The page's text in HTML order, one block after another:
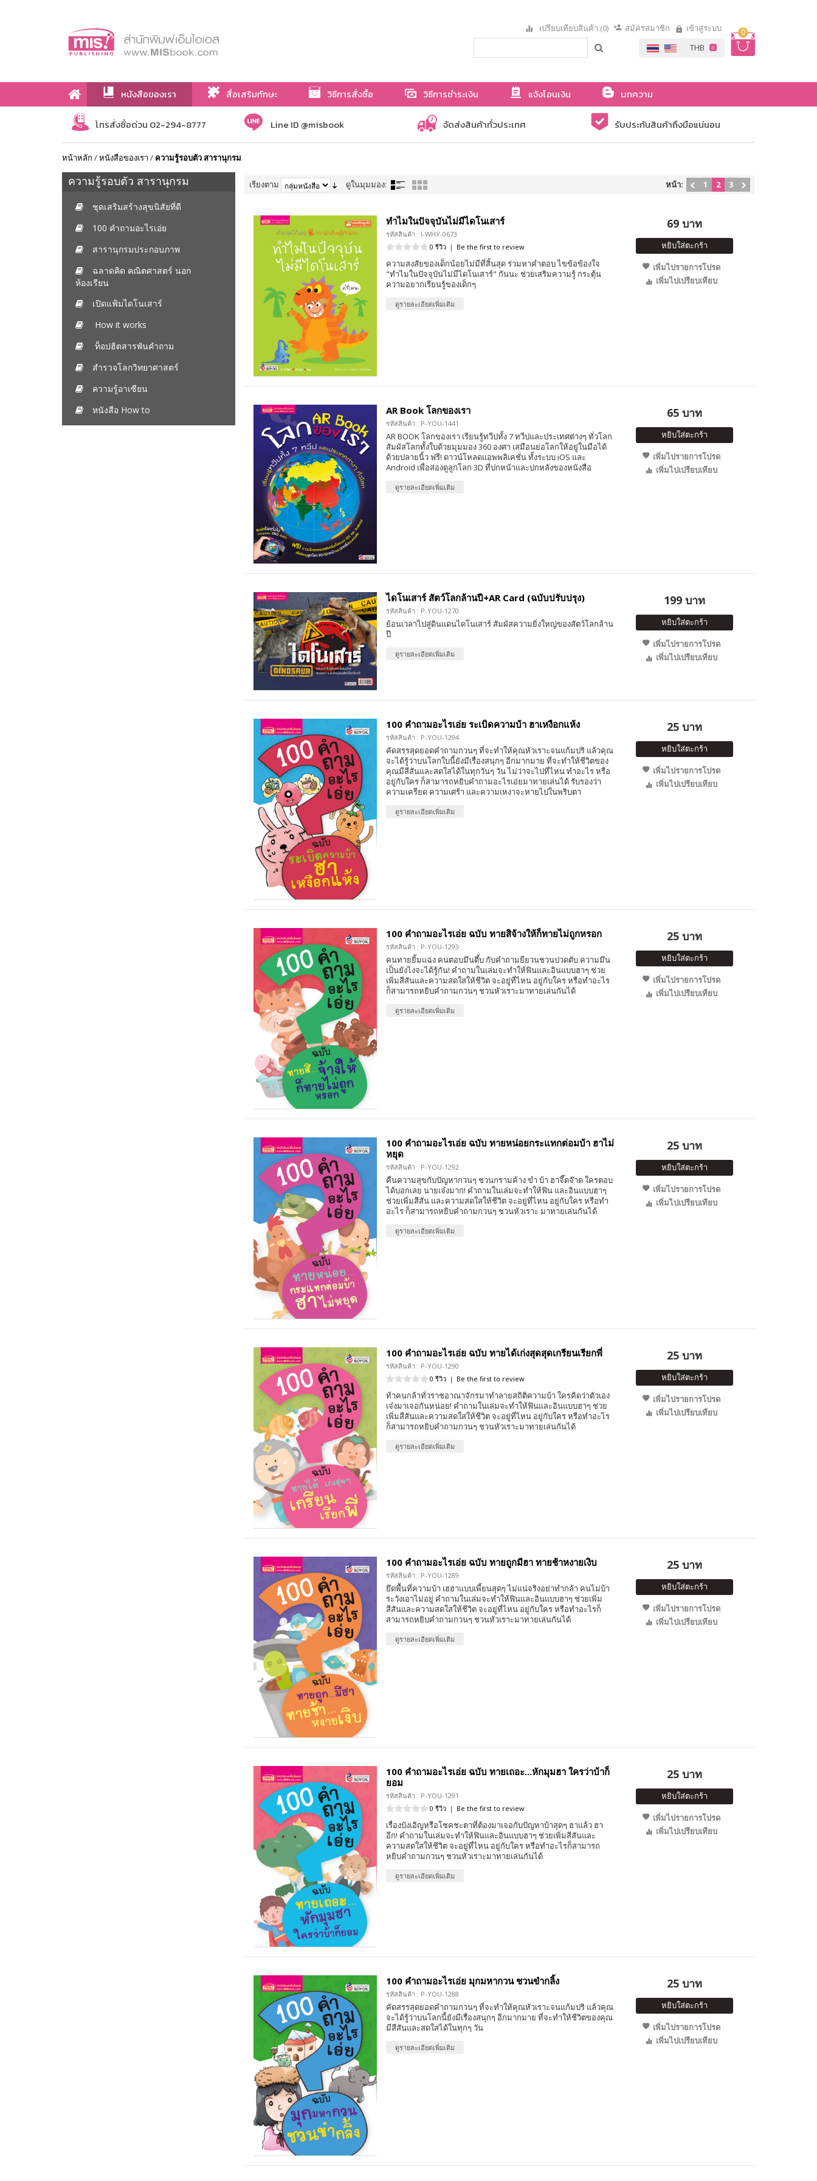
0
เปรียบเทียบสินค้า (0) สมัครสมาชิก เข้าสู่ระบบ
หนังสือของเรา สื่อเสริมทักษะ วิธีการสั่งซื้อ วิธีการชำระเงิน แจ้งโอนเงิน
บทความ
เกี่ยวกับเรา
โทรสั่งซื้อด่วน 02-294-8777 Line ID @misbook จัดส่งสินค้าทั่วประเทศ รับประกันสินค้าถึงมือแน่นอน
หน้าหลัก /หนังสือของเรา / ความรู้รอบตัว สารานุกรม
ความรู้รอบตัว สารานุกรม
ชุดเสริมสร้างสุขนิสัยที่ดี
100 คำถามอะไรเอ่ย
สารานุกรมประกอบภาพ
ฉลาดคิด คณิตศาสตร์ นอก
ห้องเรียน
เปิดแฟ้มไดโนเสาร์
How it works
ท็อปฮิตสารพันคำถาม
สำรวจโลกวิทยาศาสตร์
ความรู้อาเซียน
หนังสือ How to
เรียงตาม ดูในมุมมอง: หน้า: 1 2 3
ทำไมในปัจจุบันไม่มีไดโนเสาร์
รหัสสินค้า : I-WHY-0673
0 รีวิว | Be the first to review
ความสงสัยของเด็กน้อยไม่มีที่สิ้นสุด ร่วมหาคำตอบ ไขข้อข้องใจ
"ทำไมในปัจจุบันไม่มีไดโนเสาร์" กันนะ ช่วยเสริมความรู้ กระตุ้น
ความอยากเรียนรู้ของเด็กๆ
ดูรายละเอียดเพิ่มเติม
69 บาท
หยิบใส่ตะกร้า
เพิ่มไปรายการโปรด
เพิ่มไปเปรียบเทียบ
AR Book โลกของเรา
รหัสสินค้า : P-YOU-1441
AR BOOK โลกของเรา เรียนรู้ทวีปทั้ง 7 ทวีปและประเทศต่างๆ ทั่วโลก
สัมผัสโลกทั้งใบด้วยมุมมอง 360 องศา เสมือนย่อโลกให้อยู่ในมือได้
ด้วยปลายนิ้ว ฟรี! ดาวน์โหลดแอพพลิเคชั่น ทั้งระบบ iOS และ
Android เพื่อส่องดูลูกโลก 3D ที่ปกหน้าและปกหลังของหนังสือ
ดูรายละเอียดเพิ่มเติม
65 บาท
หยิบใส่ตะกร้า
เพิ่มไปรายการโปรด
เพิ่มไปเปรียบเทียบ
ไดโนเสาร์ สัตว์โลกล้านปี+AR Card (ฉบับปรับปรุง)
รหัสสินค้า : P-YOU-1270
ย้อนเวลาไปสู่ดินแดนไดโนเสาร์ สัมผัสความยิ่งใหญ่ของสัตว์โลกล้าน
ปี
ดูรายละเอียดเพิ่มเติม
199 บาท
หยิบใส่ตะกร้า
เพิ่มไปรายการโปรด
เพิ่มไปเปรียบเทียบ
100 คำถามอะไรเอ่ย ระเบิดความบ้า ฮาเหงือกแห้ง
รหัสสินค้า : P-YOU-1294
คัดสรรสุดยอดคำถามกวนๆ ที่จะทำให้คุณหัวเราะจนแก้มปริ แล้วคุณ
จะได้รู้ว่าบนโลกใบนี้ยังมีเรื่องสนุกๆ อีกมากมาย ที่จะทำให้ชีวิตของ
คุณมีสีสันและสดใสได้ในทุกวันๆ วัน ไม่ว่าจะไปที่ไหน ทำอะไร หรือ
อยู่กับใคร ก็สามารถหยิบคำถามอะไรเอ่ยมาทายเล่นได้ รับรองว่า
ความเครียด ความเศร้า และความเหงาจะหายไปในพริบตา
ดูรายละเอียดเพิ่มเติม
25 บาท
หยิบใส่ตะกร้า
เพิ่มไปรายการโปรด
เพิ่มไปเปรียบเทียบ
100 คำถามอะไรเอ่ย ฉบับ ทายสิจ้างให้ก็ทายไม่ถูกหรอก
รหัสสินค้า : P-YOU-1293
คนทายยิ้มแฉ่ง คนตอบมึนตึ้บ กับคำถามยียวนชวนปวดตับ ความมึน
เป็นยังไงจะได้รู้กัน! คำถามในเล่มจะทำให้ฟินและอินแบบฮาๆ ช่วย
เพิ่มสีสันและความสดใสให้ชีวิต จะอยู่ที่ไหน อยู่กับใคร หรือทำอะไร
ก็สามารถหยิบคำถามกวนๆ ชวนหัวเราะมาทายเล่นกันได้
ดูรายละเอียดเพิ่มเติม
25 บาท
หยิบใส่ตะกร้า
เพิ่มไปรายการโปรด
เพิ่มไปเปรียบเทียบ
100 คำถามอะไรเอ่ย ฉบับ ทายหน่อยกระแทกต่อมบ้า ฮาไม่
หยุด
รหัสสินค้า : P-YOU-1292
คืนความสุขกับปัญหากวนๆ ชวนกรามค้าง ขำ บ้า ฮาจี๊ดจ๊าด ใครตอบ
ได้บอกเลย นายเจ๋งมาก! คำถามในเล่มจะทำให้ฟิน และอินแบบฮาๆ
ช่วยเพิ่มสีสัน และความสดใสให้ชีวิต จะอยู่ที่ไหน อยู่กับใคร หรือทำ
อะไร ก็สามารถหยิบคำถามกวนๆ ชวนหัวเราะ มาทายเล่นกันได้
ดูรายละเอียดเพิ่มเติม
25 บาท
หยิบใส่ตะกร้า
เพิ่มไปรายการโปรด
เพิ่มไปเปรียบเทียบ
100 คำถามอะไรเอ่ย ฉบับ ทายได้เก่งสุดสุดเกรียนเรียกพี่
รหัสสินค้า : P-YOU-1290
0 รีวิว | Be the first to review
ท้าคนกล้าทั่วราชอาณาจักรมาทำลายสถิติความบ้า ใครคิดว่าตัวเอง
เจ๋งมาเจอกันหน่อย! คำถามในเล่มจะทำให้ฟินและอินแบบฮาๆ ช่วย
เพิ่มสีสันและความสดใสให้ชีวิต จะอยู่ที่ไหน อยู่กับใคร หรือทำอะไร
ก็สามารถหยิบคำถามกวนๆ ชวนหัวเราะมาทายเล่นกันได้
ดูรายละเอียดเพิ่มเติม
25 บาท
หยิบใส่ตะกร้า
เพิ่มไปรายการโปรด
เพิ่มไปเปรียบเทียบ
100 คำถามอะไรเอ่ย ฉบับ ทายถูกมีฮา ทายช้าหงายเงิบ
รหัสสินค้า : P-YOU-1289
ยึดพื้นที่ความบ้า เฮฮาแบบเพี้ยนสุดๆ ไม่แน่จริงอย่าทำกล้า คนไม่บ้า
ระวังเอาไม่อยู่ คำถามในเล่มจะทำให้ฟินและอินแบบฮาๆ ช่วยเพิ่ม
สีสันและความสดใสให้ชีวิต จะอยู่ที่ไหน อยู่กับใคร หรือทำอะไรก็
สามารถหยิบคำถามกวนๆ ชวนหัวเราะมาทายเล่นกันได้
ดูรายละเอียดเพิ่มเติม
25 บาท
หยิบใส่ตะกร้า
เพิ่มไปรายการโปรด
เพิ่มไปเปรียบเทียบ
100 คำถามอะไรเอ่ย ฉบับ ทายเถอะ...หักมุมฮา ใครว่าบ้าก็
ยอม
รหัสสินค้า : P-YOU-1291
0 รีวิว | Be the first to review
เรื่องบังเอิญหรือโชคชะตาที่ต้องมาเจอกับปัญหาบ้าสุดๆ ฮาแล้ว ฮา
อีก! คำถามในเล่มจะทำให้ฟินและอินแบบฮาๆ ช่วยเพิ่มสีสันและ
ความสดใสให้ชีวิต จะอยู่ที่ไหน อยู่กับใคร หรือทำอะไรก็สามารถ
หยิบคำถามกวนๆ ชวนหัวเราะมาทายเล่นกันได้
ดูรายละเอียดเพิ่มเติม
25 บาท
หยิบใส่ตะกร้า
เพิ่มไปรายการโปรด
เพิ่มไปเปรียบเทียบ
100 คำถามอะไรเอ่ย มุกมหากวน ชวนขำกลิ้ง
รหัสสินค้า : P-YOU-1288
คัดสรรสุดยอดคำถามกวนๆ ที่จะทำให้คุณหัวเราะจนแก้มปริ แล้วคุณ
จะได้รู้ว่าบนโลกนี้ยังมีเรื่องสนุกๆ อีกมากมาย ที่จะทำให้ชีวิตของคุณ
มีสีสันและสดใสได้ในทุกๆ วัน
ดูรายละเอียดเพิ่มเติม
25 บาท
หยิบใส่ตะกร้า
เพิ่มไปรายการโปรด
เพิ่มไปเปรียบเทียบ